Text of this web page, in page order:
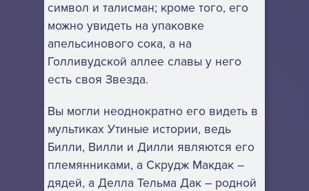
символ и талисман; кроме того, его
можно увидеть на упаковке
апельсинового сока, а на
Голливудской аллее славы у него
есть своя Звезда.
Вы могли неоднократно его видеть в
мультиках Утиные истории, ведь
Билли, Вилли и Дилли являются его
племянниками, а Скрудж Макдак –
дядей, а Делла Тельма Дак – родной